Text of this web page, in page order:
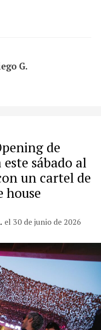
G.
de
sábado al
un cartel de
house
el 30 de junio de 2026